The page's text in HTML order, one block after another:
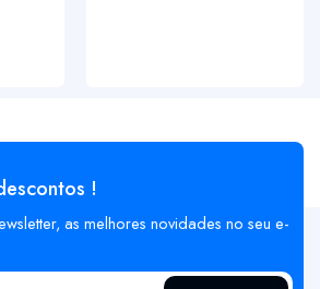
!
as melhores novidades no seu e-